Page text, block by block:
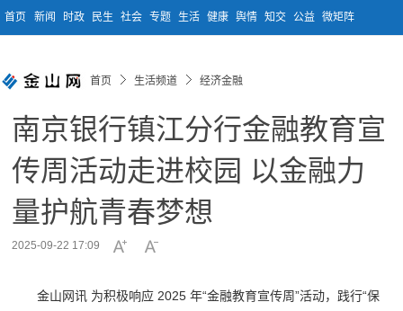
首页 新闻 时政 民生 社会 专题 生活 健康 舆情 知交 公益 微矩阵
首页 生活频道 经济金融
南京银行镇江分行金融教育宣
传周活动走进校园 以金融力
量护航青春梦想
2025-09-22 17:09
金山网讯 为积极响应 2025 年“金融教育宣传周”活动，践行“保